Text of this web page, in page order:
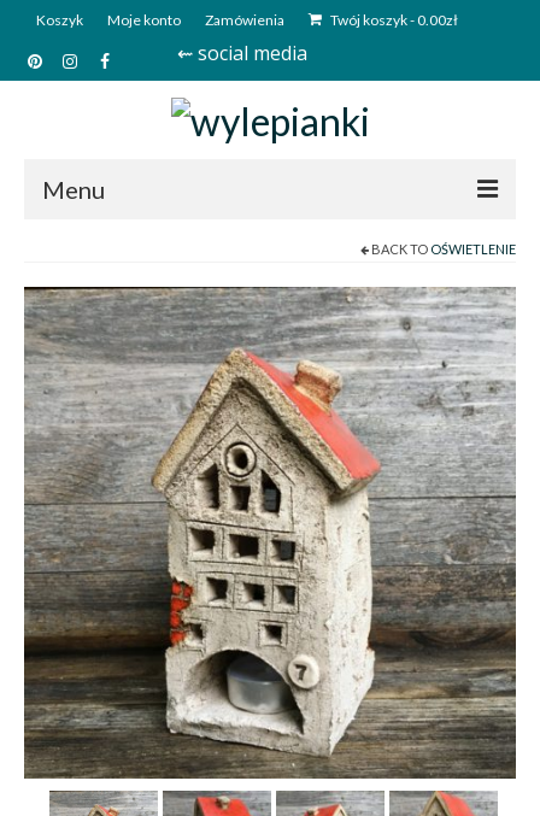
Koszyk Moje konto Zamówienia Twój koszyk-0.00zł
⇜ social media
Menu
Sklep
Kim jesteśmy?
Kontakt
Deutsch
BACK TO OŚWIETLENIE